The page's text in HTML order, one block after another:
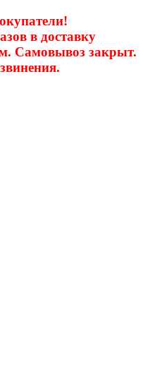
в доставку
Самовывоз закрыт.